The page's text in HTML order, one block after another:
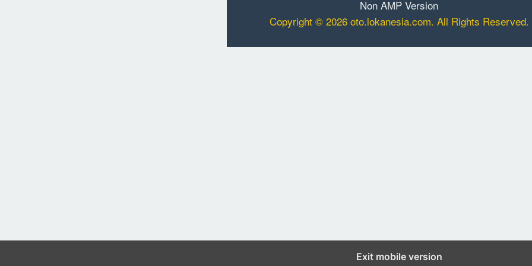
Non AMP Version
Copyright © 2026 oto.lokanesia.com. All Rights Reserved.
Exit mobile version